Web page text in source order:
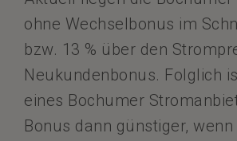
ohne Wechselbonus im
bzw. 13 % über den
Neukundenbonus. Folglich
eines Bochumer
Bonus dann günstiger,